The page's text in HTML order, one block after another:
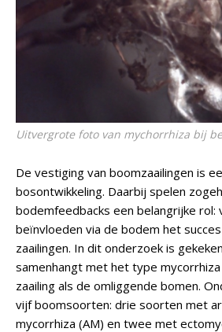
Uitvergrote foto van mychorrhiza bij
De vestiging van boomzaailingen is
bosontwikkeling. Daarbij spelen
bodemfeedbacks een belangrijke rol:
beïnvloeden via de bodem het
zaailingen. In dit onderzoek is
samenhangt met het type
zaailing als de omliggende bomen.
vijf boomsoorten: drie soorten met
mycorrhiza (AM) en twee met